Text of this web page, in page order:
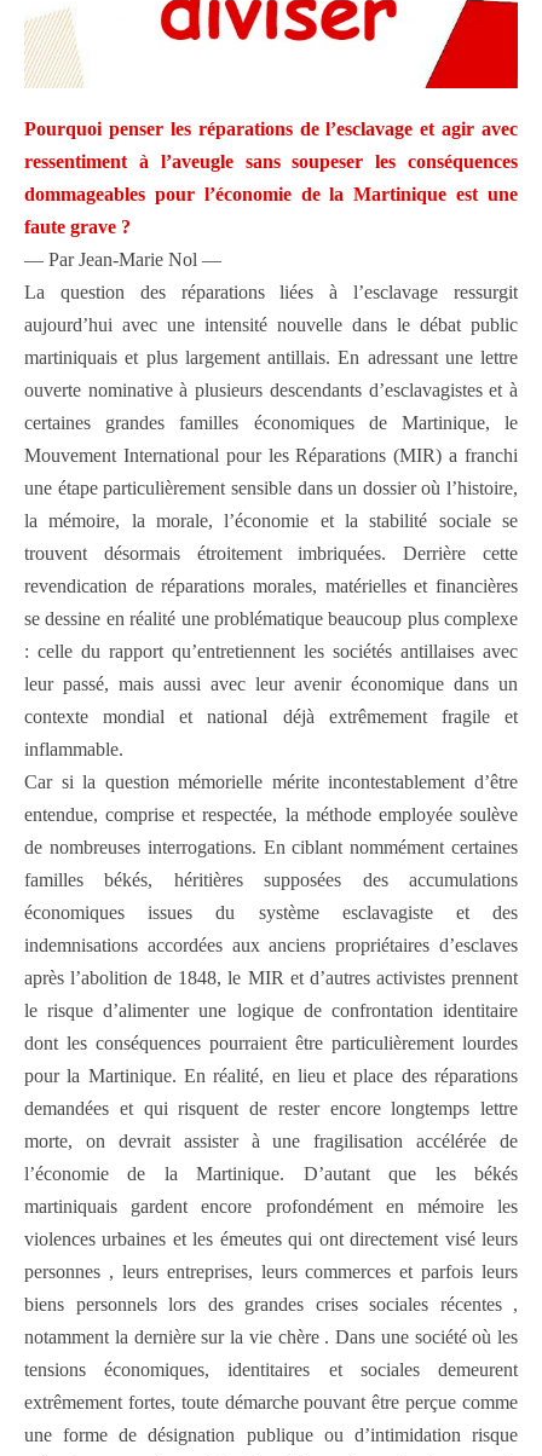
Pourquoi penser les réparations de l’esclavage et agir avec
ressentiment à l’aveugle sans soupeser les conséquences
dommageables pour l’économie de la Martinique est une
faute grave ?
— Par Jean-Marie Nol —
La question des réparations liées à l’esclavage ressurgit
aujourd’hui avec une intensité nouvelle dans le débat public
martiniquais et plus largement antillais. En adressant une lettre
ouverte nominative à plusieurs descendants d’esclavagistes et à
certaines grandes familles économiques de Martinique, le
Mouvement International pour les Réparations (MIR) a franchi
une étape particulièrement sensible dans un dossier où l’histoire,
la mémoire, la morale, l’économie et la stabilité sociale se
trouvent désormais étroitement imbriquées. Derrière cette
revendication de réparations morales, matérielles et financières
se dessine en réalité une problématique beaucoup plus complexe
: celle du rapport qu’entretiennent les sociétés antillaises avec
leur passé, mais aussi avec leur avenir économique dans un
contexte mondial et national déjà extrêmement fragile et
inflammable.
Car si la question mémorielle mérite incontestablement d’être
entendue, comprise et respectée, la méthode employée soulève
de nombreuses interrogations. En ciblant nommément certaines
familles békés, héritières supposées des accumulations
économiques issues du système esclavagiste et des
indemnisations accordées aux anciens propriétaires d’esclaves
après l’abolition de 1848, le MIR et d’autres activistes prennent
le risque d’alimenter une logique de confrontation identitaire
dont les conséquences pourraient être particulièrement lourdes
pour la Martinique. En réalité, en lieu et place des réparations
demandées et qui risquent de rester encore longtemps lettre
morte, on devrait assister à une fragilisation accélérée de
l’économie de la Martinique. D’autant que les békés
martiniquais gardent encore profondément en mémoire les
violences urbaines et les émeutes qui ont directement visé leurs
personnes , leurs entreprises, leurs commerces et parfois leurs
biens personnels lors des grandes crises sociales récentes ,
notamment la dernière sur la vie chère . Dans une société où les
tensions économiques, identitaires et sociales demeurent
extrêmement fortes, toute démarche pouvant être perçue comme
une forme de désignation publique ou d’intimidation risque